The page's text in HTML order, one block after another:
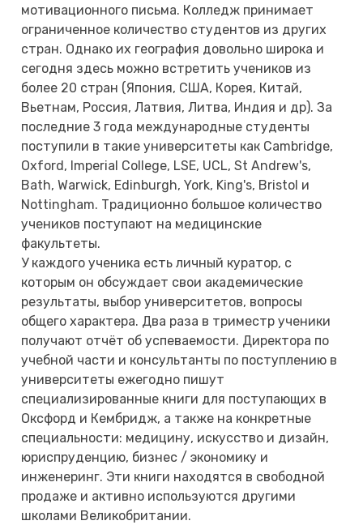
мотивационного письма. Колледж принимает
ограниченное количество студентов из других
стран. Однако их география довольно широка и
сегодня здесь можно встретить учеников из
более 20 стран (Япония, США, Корея, Китай,
Вьетнам, Россия, Латвия, Литва, Индия и др). За
последние 3 года международные студенты
поступили в такие университеты как Cambridge,
Oxford, Imperial College, LSE, UCL, St Andrew's,
Bath, Warwick, Edinburgh, York, King's, Bristol и
Nottingham. Традиционно большое количество
учеников поступают на медицинские
факультеты.
У каждого ученика есть личный куратор, с
которым он обсуждает свои академические
результаты, выбор университетов, вопросы
общего характера. Два раза в триместр ученики
получают отчёт об успеваемости. Директора по
учебной части и консультанты по поступлению в
университеты ежегодно пишут
специализированные книги для поступающих в
Оксфорд и Кембридж, а также на конкретные
специальности: медицину, искусство и дизайн,
юриспруденцию, бизнес / экономику и
инженеринг. Эти книги находятся в свободной
продаже и активно используются другими
школами Великобритании.